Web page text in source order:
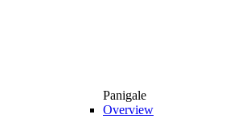
Panigale
Overview